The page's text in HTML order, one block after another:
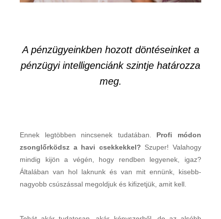
A pénzügyeinkben hozott döntéseinket a
pénzügyi intelligenciánk szintje határozza
meg.
Ennek legtöbben nincsenek tudatában. Profi módon
zsonglőrködsz a havi csekkekkel? Szuper! Valahogy
mindig kijön a végén, hogy rendben legyenek, igaz?
Általában van hol laknunk és van mit ennünk, kisebb-
nagyobb csúszással megoldjuk és kifizetjük, amit kell.